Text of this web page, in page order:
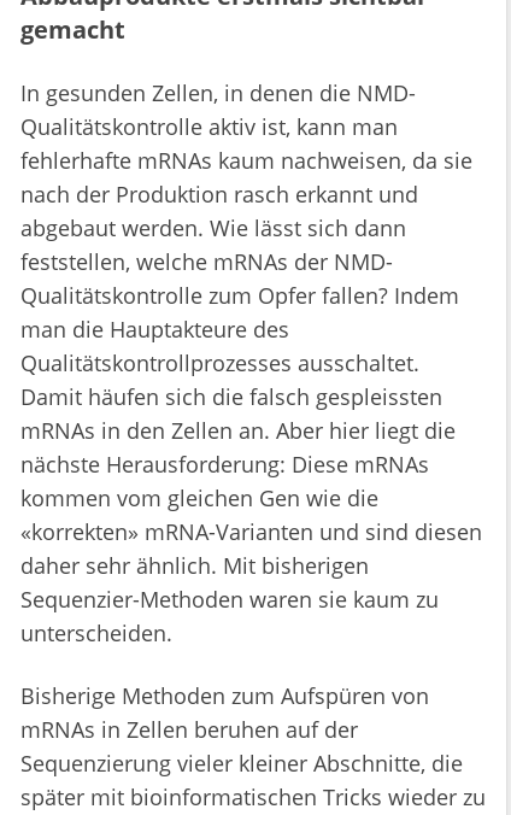
gemacht
In gesunden Zellen, in denen die NMD-
Qualitätskontrolle aktiv ist, kann man
fehlerhafte mRNAs kaum nachweisen, da sie
nach der Produktion rasch erkannt und
abgebaut werden. Wie lässt sich dann
feststellen, welche mRNAs der NMD-
Qualitätskontrolle zum Opfer fallen? Indem
man die Hauptakteure des
Qualitätskontrollprozesses ausschaltet.
Damit häufen sich die falsch gespleissten
mRNAs in den Zellen an. Aber hier liegt die
nächste Herausforderung: Diese mRNAs
kommen vom gleichen Gen wie die
«korrekten» mRNA-Varianten und sind diesen
daher sehr ähnlich. Mit bisherigen
Sequenzier-Methoden waren sie kaum zu
unterscheiden.
Bisherige Methoden zum Aufspüren von
mRNAs in Zellen beruhen auf der
Sequenzierung vieler kleiner Abschnitte, die
später mit bioinformatischen Tricks wieder zu